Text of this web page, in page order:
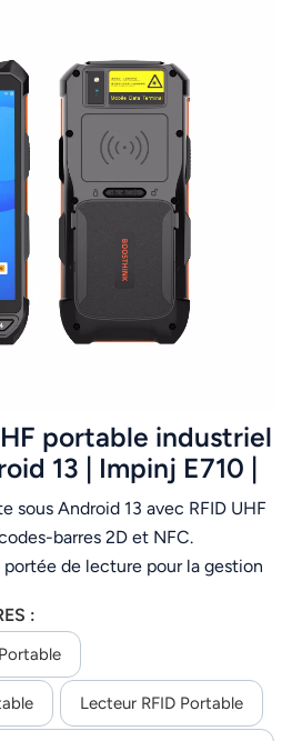
portable industriel
13 | Impinj E710 |
2D | NFC
sous Android 13 avec RFID UHF
barres 2D et NFC.
de lecture pour la gestion
:
Lecteur RFID Portable